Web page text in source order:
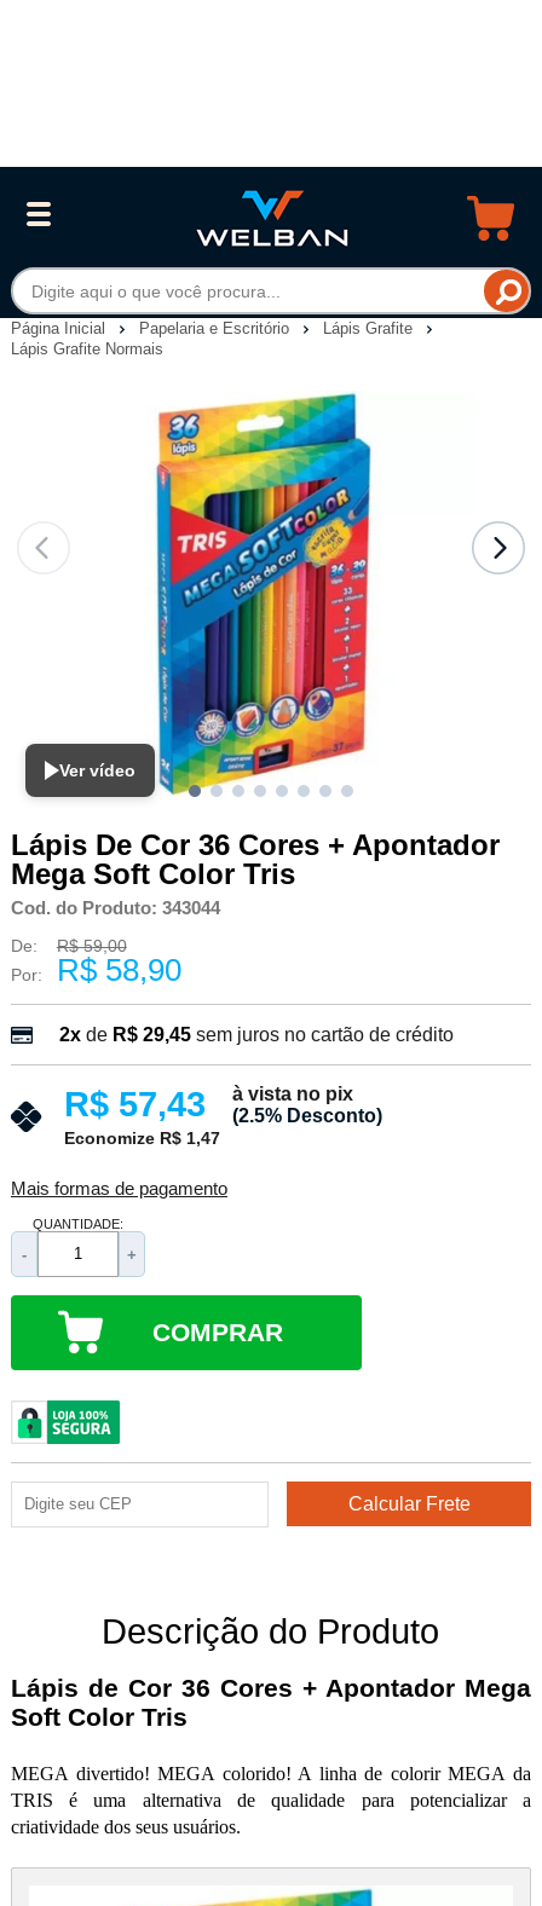
Página Inicial Papelaria e Escritório
Lápis Grafite
Lápis Grafite Normais
Ver vídeo
Lápis De Cor 36 Cores + Apontador
Mega Soft Color Tris
Cod. do Produto: 343044
De:
R$ 59,00
Por:
R$ 58,90
2xde R$ 29,45 sem juros no cartão de crédito
R$ 57,43
à vista no pix
(2.5% Desconto)
Economize R$ 1,47
Mais formas de pagamento
QUANTIDADE:
- +
COMPRAR
Descrição do Produto
Lápis de Cor 36 Cores + Apontador Mega
Soft Color Tris
MEGA divertido! MEGA colorido! A linha de colorir MEGA da
TRIS é uma alternativa de qualidade para potencializar a
criatividade dos seus usuários.